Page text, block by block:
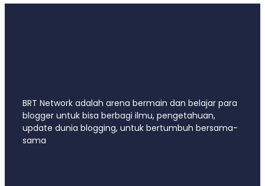
BRT Network adalah arena bermain dan belajar para
blogger untuk bisa berbagi ilmu, pengetahuan,
update dunia blogging, untuk bertumbuh bersama-
sama